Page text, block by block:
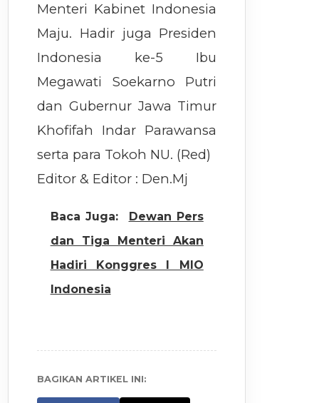
Menteri Kabinet Indonesia
Maju. Hadir juga Presiden
Indonesia ke-5 Ibu
Megawati Soekarno Putri
dan Gubernur Jawa Timur
Khofifah Indar Parawansa
serta para Tokoh NU. (Red)
Editor & Editor : Den.Mj
Baca Juga:
Dewan Pers
dan Tiga Menteri Akan
Hadiri Konggres I MIO
Indonesia
BAGIKAN ARTIKEL INI: